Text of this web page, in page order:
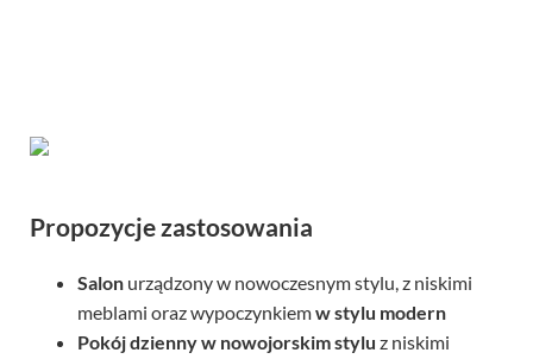
Propozycje zastosowania
Salon urządzony w nowoczesnym stylu, z niskimi
meblami oraz wypoczynkiemw stylu modern
Pokój dziennyw nowojorskim stylu z niskimi